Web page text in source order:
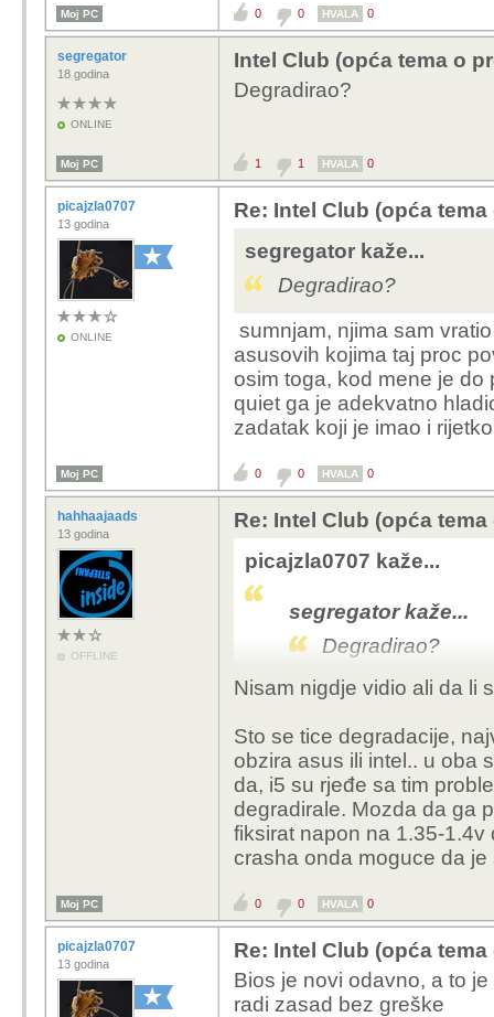
Moj PC 0 0 HVALA 0
segregator
18 godina
ONLINE
Intel Club (opća tema o
Degradirao?
Moj PC 1 1 HVALA 0
picajzla0707
13 godina
ONLINE
Re: Intel Club (opća
segregator kaže...
Degradirao?
sumnjam, njima sam
asusovih kojima taj proc
osim toga, kod mene je do
quiet ga je adekvatno
zadatak koji je imao i
Moj PC 0 0 HVALA 0
hahhaajaads
13 godina
OFFLINE
Re: Intel Club (opća
picajzla0707 kaže...
segregator kaže...
Degradirao?
sumnjam, njima sam
osim toga, kod mene
be quiet ga je
najteži zadatak koji je
Nisam nigdje vidio ali da li
Sto se tice degradacije,
obzira asus ili intel.. u oba
da, i5 su rjeđe sa tim
degradirale. Mozda da ga
fiksirat napon na 1.35-
crasha onda moguce da
Moj PC 0 0 HVALA 0
picajzla0707
13 godina
Re: Intel Club (opća
Bios je novi odavno, a to
radi zasad bez greške